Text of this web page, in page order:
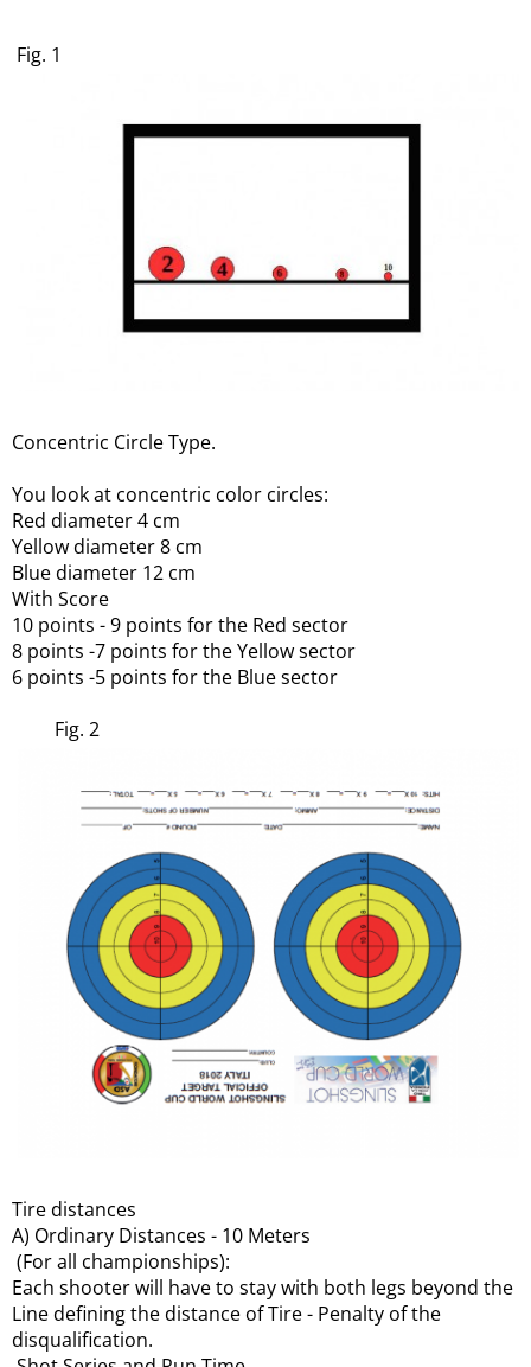
Fig. 1
Concentric Circle Type.
You look at concentric color circles:
Red diameter 4 cm
Yellow diameter 8 cm
Blue diameter 12 cm
With Score
10 points - 9 points for the Red sector
8 points -7 points for the Yellow sector
6 points -5 points for the Blue sector
Fig. 2
Tire distances
A) Ordinary Distances - 10 Meters
(For all championships):
Each shooter will have to stay with both legs beyond the
Line defining the distance of Tire - Penalty of the
disqualification.